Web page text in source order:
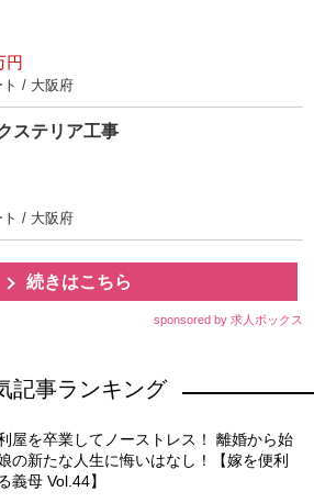
円
/ 大阪府
ステリア工事
/ 大阪府
続きはこちら
sponsored by 求人ボックス
記事ランキング
屋を卒業してノーストレス！ 離婚から始
の新たな人生に悔いはなし！【嫁を便利
義母 Vol.44】